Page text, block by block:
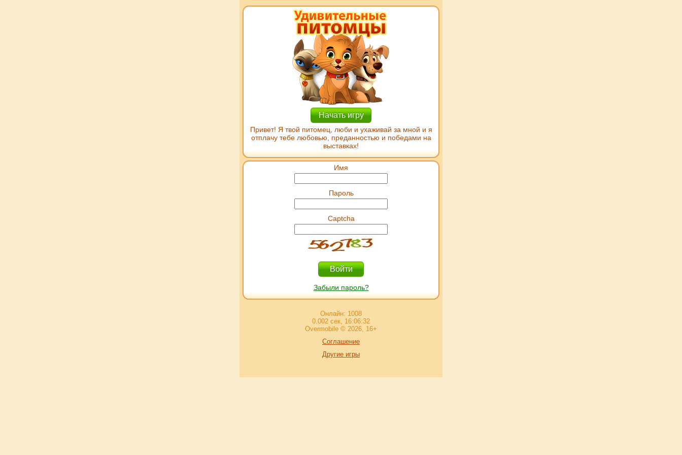
Начать игру
Привет! Я твой питомец, люби и ухаживай за мной и я
отплачу тебе любовью, преданностью и победами на
выставках!
Имя
Пароль
Captcha
Забыли пароль?
Онлайн: 1008
0.002 сек, 16:06:32
Overmobile © 2026, 16+
Соглашение
Другие игры